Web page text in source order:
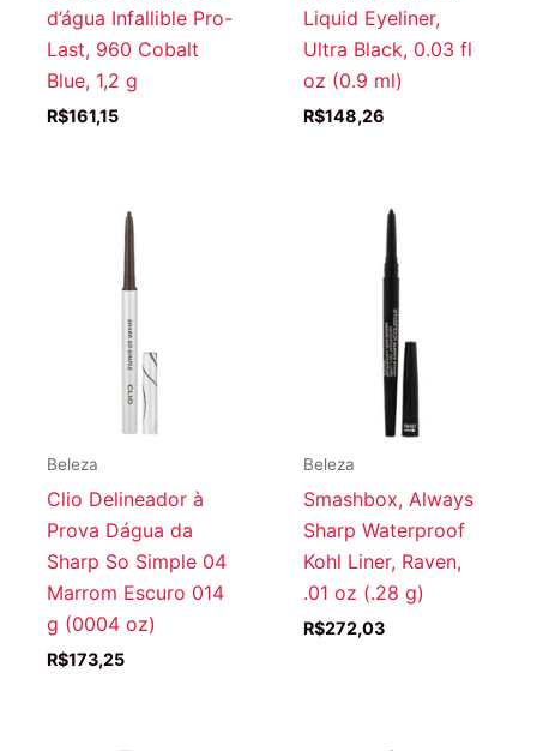
d’água Infallible Pro-
Last, 960 Cobalt
Blue, 1,2 g
R$161,15
Liquid Eyeliner,
Ultra Black, 0.03 fl
oz (0.9 ml)
R$148,26
Beleza
Clio Delineador à
Prova Dágua da
Sharp So Simple 04
Marrom Escuro 014
g (0004 oz)
R$173,25
Beleza
Smashbox, Always
Sharp Waterproof
Kohl Liner, Raven,
.01 oz (.28 g)
R$272,03